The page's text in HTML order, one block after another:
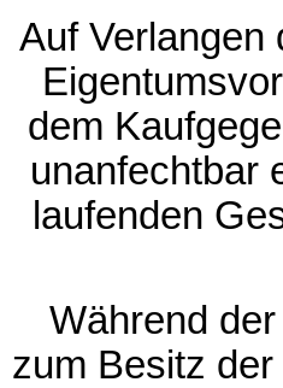
Auf Verlangen
dem
unanfechtbar
laufenden
Während
zum Besitz